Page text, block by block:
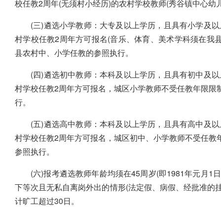
校任教2周年(无须村小经历)的农村学校教师(秀谷镇中心幼
(三)遴选小学教师：大专及以上学历，且具有小学及
村学校任教2周年方可报名(音乐、体育、美术学科须在
县农村中、小学任教的参照执行。
(四)遴选初中教师：本科及以上学历，且具有初中及
村学校任教2周年方可报名，城区小学教师不受任教年限
行。
(五)遴选高中教师：本科及以上学历，且具有高中及
村学校任教2周年方可报名，城区初中、小学教师不受任
参照执行。
(六)报考遴选教师年龄均须在45周岁(即1981年元月1
下等次且无私自离岗外出的情形(法定假、病假、经批准
计旷工超过30日。